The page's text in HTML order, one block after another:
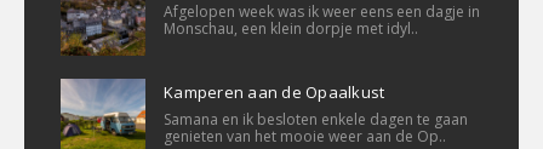
Afgelopen week was ik weer eens een dagje in
Monschau, een klein dorpje met idyl..
Kamperen aan de Opaalkust
Samana en ik besloten enkele dagen te gaan
genieten van het mooie weer aan de Op..